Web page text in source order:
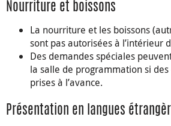
Nourriture et boissons
La nourriture et les boissons
sont pas autorisées à l’intérieur
Des demandes spéciales
la salle de programmation si
prises à l’avance.
Présentation en langues